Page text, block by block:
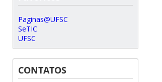
Paginas@UFSC
SeTIC
UFSC
CONTATOS